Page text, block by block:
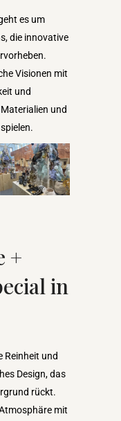
es um
die innovative
Visionen mit
und
und
+
in
Reinheit und
Design, das
rückt.
mit